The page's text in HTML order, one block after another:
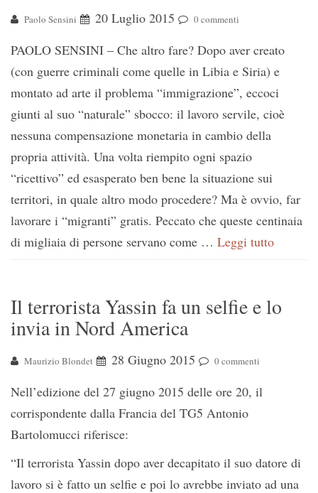
Paolo Sensini 20 Luglio 2015 0 commenti
PAOLO SENSINI – Che altro fare? Dopo aver creato
(con guerre criminali come quelle in Libia e Siria) e
montato ad arte il problema “immigrazione”, eccoci
giunti al suo “naturale” sbocco: il lavoro servile, cioè
nessuna compensazione monetaria in cambio della
propria attività. Una volta riempito ogni spazio
“ricettivo” ed esasperato ben bene la situazione sui
territori, in quale altro modo procedere? Ma è ovvio, far
lavorare i “migranti” gratis. Peccato che queste centinaia
di migliaia di persone servano come … Leggi tutto
Il terrorista Yassin fa un selfie e lo
invia in Nord America
Maurizio Blondet 28 Giugno 2015 0 commenti
Nell’edizione del 27 giugno 2015 delle ore 20, il
corrispondente dalla Francia del TG5 Antonio
Bartolomucci riferisce:
“Il terrorista Yassin dopo aver decapitato il suo datore di
lavoro si è fatto un selfie e poi lo avrebbe inviato ad una